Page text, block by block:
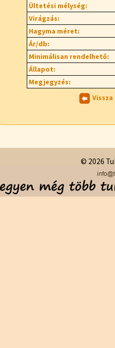
Ültetési mélység:
Virágzás:
Hagyma méret:
Ár/db:
Minimálisan rendelhető:
Állapot:
Megjegyzés:
© 2026